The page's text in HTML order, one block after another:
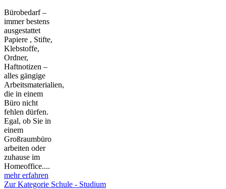
Bürobedarf –
immer bestens
ausgestattet
Papiere , Stifte,
Klebstoffe,
Ordner,
Haftnotizen –
alles gängige
Arbeitsmaterialien,
die in einem
Büro nicht
fehlen dürfen.
Egal, ob Sie in
einem
Großraumbüro
arbeiten oder
zuhause im
Homeoffice....
mehr erfahren
Zur Kategorie Schule - Studium